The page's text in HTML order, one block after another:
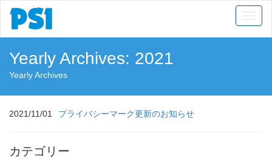
Yearly Archives: 2021
Yearly Archives
2021/11/01 プライバシーマーク更新のお知らせ
カテゴリー